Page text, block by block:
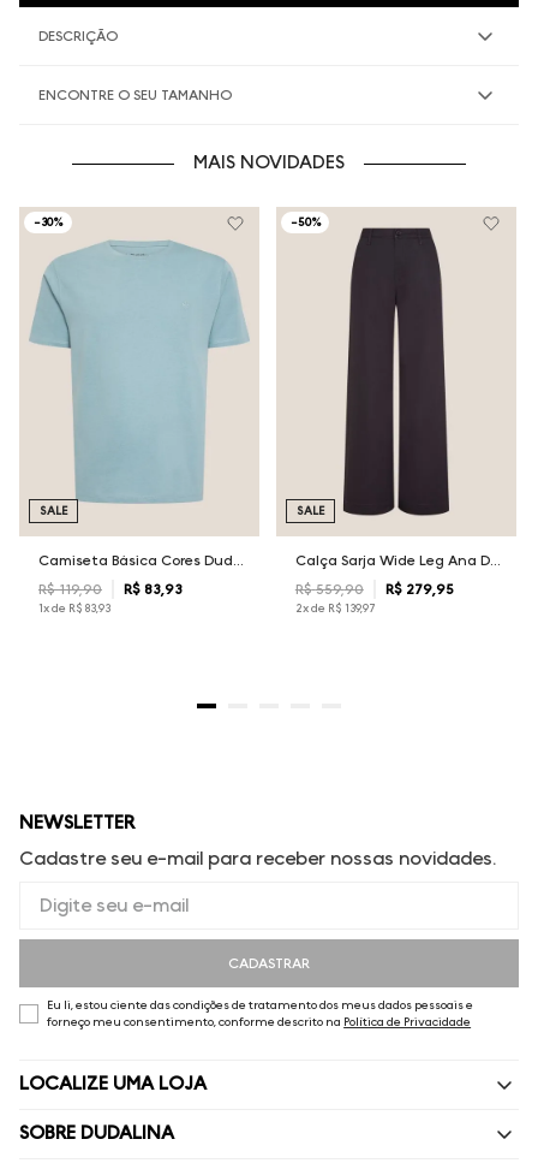
DESCRIÇÃO
ENCONTRE O SEU TAMANHO
MAIS NOVIDADES
-30%
R$ 119,90 R$ 83, 93
1x de R$ 83,93
SALE
-50%
Calça Sarja Wide Leg Ana Dudalina Feminina
R$ 559,90 R$ 279, 95
2x de R$ 139,97
SALE
NEWSLETTER
Cadastre seu e-mail para receber nossas novidades.
CADASTRAR
Eu li, estou ciente das condições de tratamento dos meus dados pessoais e
forneço meu consentimento, conforme descrito na Política de Privacidade
LOCALIZE UMA LOJA
SOBRE DUDALINA